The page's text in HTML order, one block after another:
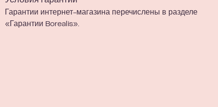
Гарантии интернет-магазина перечислены в разделе
«Гарантии Borealis».